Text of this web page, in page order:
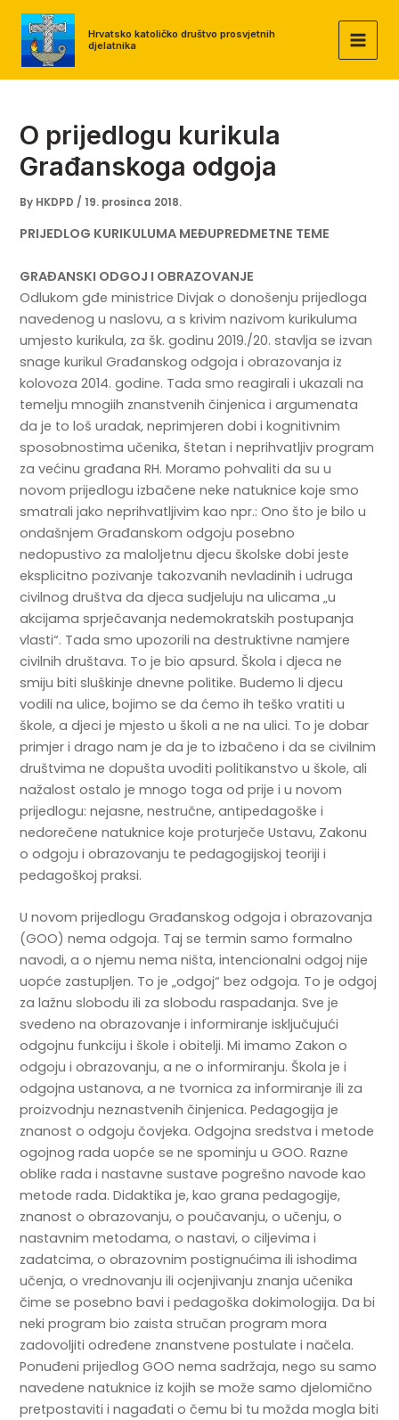
Skip
content
Hrvatsko katoličko društvo prosvjetnih
djelatnika
MAIN
O prijedlogu kurikula
Građanskoga odgoja
By HKDPD /19. prosinca 2018.
PRIJEDLOG KURIKULUMA MEĐUPREDMETNE TEME
GRAĐANSKI ODGOJ I OBRAZOVANJE
Odlukom gđe ministrice Divjak o donošenju prijedloga
navedenog u naslovu, a s krivim nazivom kurikuluma
umjesto kurikula, za šk. godinu 2019./20. stavlja se izvan
snage kurikul Građanskog odgoja i obrazovanja iz
kolovoza 2014. godine. Tada smo reagirali i ukazali na
temelju mnogiih znanstvenih činjenica i argumenata
da je to loš uradak, neprimjeren dobi i kognitivnim
sposobnostima učenika, štetan i neprihvatljiv program
za većinu građana RH. Moramo pohvaliti da su u
novom prijedlogu izbačene neke natuknice koje smo
smatrali jako neprihvatljivim kao npr.: Ono što je bilo u
ondašnjem Građanskom odgoju posebno
nedopustivo za maloljetnu djecu školske dobi jeste
eksplicitno pozivanje takozvanih nevladinih i udruga
civilnog društva da djeca sudjeluju na ulicama „u
akcijama sprječavanja nedemokratskih postupanja
vlasti“. Tada smo upozorili na destruktivne namjere
civilnih društava. To je bio apsurd. Škola i djeca ne
smiju biti sluškinje dnevne politike. Budemo li djecu
vodili na ulice, bojimo se da ćemo ih teško vratiti u
škole, a djeci je mjesto u školi a ne na ulici. To je dobar
primjer i drago nam je da je to izbačeno i da se civilnim
društvima ne dopušta uvoditi politikanstvo u škole, ali
nažalost ostalo je mnogo toga od prije i u novom
prijedlogu: nejasne, nestručne, antipedagoške i
nedorečene natuknice koje proturječe Ustavu, Zakonu
o odgoju i obrazovanju te pedagogijskoj teoriji i
pedagoškoj praksi.
U novom prijedlogu Građanskog odgoja i obrazovanja
(GOO) nema odgoja. Taj se termin samo formalno
navodi, a o njemu nema ništa, intencionalni odgoj nije
uopće zastupljen. To je „odgoj“ bez odgoja. To je odgoj
za lažnu slobodu ili za slobodu raspadanja. Sve je
svedeno na obrazovanje i informiranje isključujući
odgojnu funkciju i škole i obitelji. Mi imamo Zakon o
odgoju i obrazovanju, a ne o informiranju. Škola je i
odgojna ustanova, a ne tvornica za informiranje ili za
proizvodnju neznastvenih činjenica. Pedagogija je
znanost o odgoju čovjeka. Odgojna sredstva i metode
ogojnog rada uopće se ne spominju u GOO. Razne
oblike rada i nastavne sustave pogrešno navode kao
metode rada. Didaktika je, kao grana pedagogije,
znanost o obrazovanju, o poučavanju, o učenju, o
nastavnim metodama, o nastavi, o ciljevima i
zadatcima, o obrazovnim postignućima ili ishodima
učenja, o vrednovanju ili ocjenjivanju znanja učenika
čime se posebno bavi i pedagoška dokimologija. Da bi
neki program bio zaista stručan program mora
zadovoljiti određene znanstvene postulate i načela.
Ponuđeni prijedlog GOO nema sadržaja, nego su samo
navedene natuknice iz kojih se može samo djelomično
pretpostaviti i nagađati o čemu bi tu možda mogla biti